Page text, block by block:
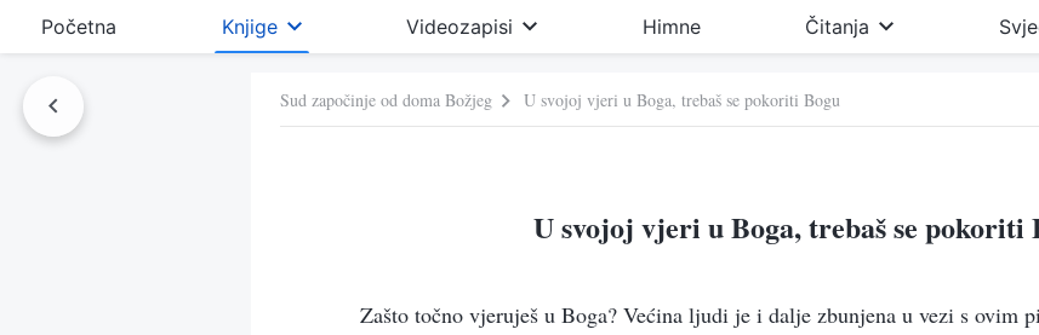
Početna Knjige Videozapisi Himne Čitanja
Sud započinje od doma Božjeg U svojoj vjeri u Boga, trebaš se pokoriti Bogu
U svojoj vjeri u Boga, trebaš se pokoriti
Zašto točno vjeruješ u Boga? Većina ljudi je i dalje zbunjena u vezi s ovim